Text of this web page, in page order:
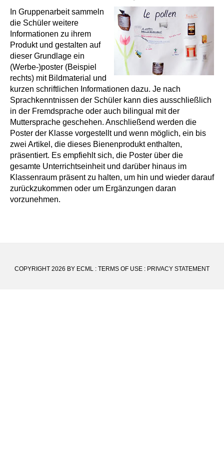
In Gruppenarbeit sammeln
die Schüler weitere
Informationen zu ihrem
Produkt und gestalten auf
dieser Grundlage ein
(Werbe-)poster (Beispiel
rechts) mit Bildmaterial und
kurzen schriftlichen Informationen dazu. Je nach
Sprachkenntnissen der Schüler kann dies ausschließlich
in der Fremdsprache oder auch bilingual mit der
Muttersprache geschehen. Anschließend werden die
Poster der Klasse vorgestellt und wenn möglich, ein bis
zwei Artikel, die dieses Bienenprodukt enthalten,
präsentiert. Es empfiehlt sich, die Poster über die
gesamte Unterrichtseinheit und darüber hinaus im
Klassenraum präsent zu halten, um hin und wieder darauf
zurückzukommen oder um Ergänzungen daran
vorzunehmen.
COPYRIGHT 2026 BY ECML : TERMS OF USE : PRIVACY STATEMENT